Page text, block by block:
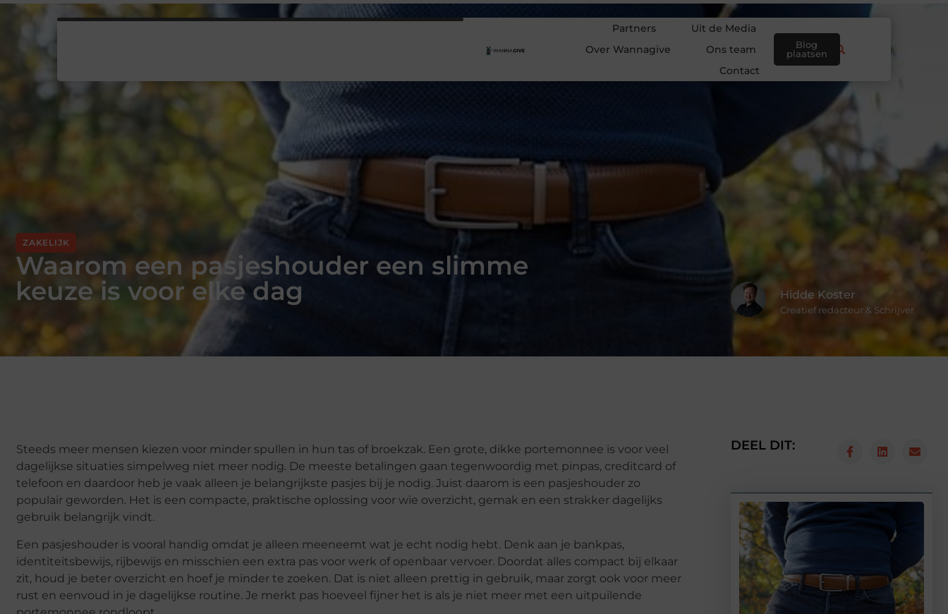
Partners
Uit de Media
Over Wannagive
Ons team
Contact
Blog
plaatsen
ZAKELIJK
Waarom een pasjeshouder een slimme
keuze is voor elke dag
Hidde Koster
Creatief redacteur & Schrijver
Steeds meer mensen kiezen voor minder spullen in hun tas of broekzak. Een grote, dikke portemonnee is voor veel
dagelijkse situaties simpelweg niet meer nodig. De meeste betalingen gaan tegenwoordig met pinpas, creditcard of
telefoon en daardoor heb je vaak alleen je belangrijkste pasjes bij je nodig. Juist daarom is een pasjeshouder zo
populair geworden. Het is een compacte, praktische oplossing voor wie overzicht, gemak en een strakker dagelijks
gebruik belangrijk vindt.
Een pasjeshouder is vooral handig omdat je alleen meeneemt wat je echt nodig hebt. Denk aan je bankpas,
identiteitsbewijs, rijbewijs en misschien een extra pas voor werk of openbaar vervoer. Doordat alles compact bij elkaar
zit, houd je beter overzicht en hoef je minder te zoeken. Dat is niet alleen prettig in gebruik, maar zorgt ook voor meer
rust en eenvoud in je dagelijkse routine. Je merkt pas hoeveel fijner het is als je niet meer met een uitpuilende
DEEL DIT: